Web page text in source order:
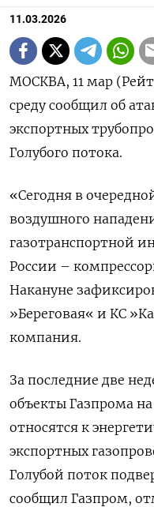
11.03.2026
МОСКВА, 11 мар
среду сообщил об
экспортных
Голубого потока.
«Сегодня в
воздушного
газотранспортной
России –
Накануне
»Береговая« и КС
компания.
За последние две
‌объекты Газпрома
относятся к
экспортных
Голубой поток
сообщил Газпром,